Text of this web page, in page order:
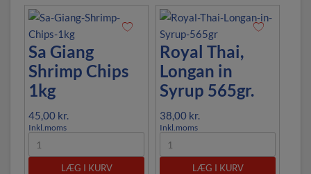
Sa Giang
Shrimp Chips
1kg
45,00 kr.
Inkl.moms
LÆG I KURV
Royal Thai,
Longan in
Syrup 565gr.
38,00 kr.
Inkl.moms
LÆG I KURV